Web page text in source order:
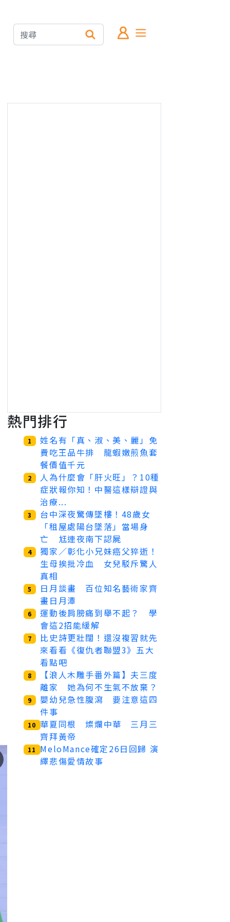
熱門排行
1
姓名有「真、淑、美、麗」免
費吃王品牛排 龍蝦嫩煎魚套
餐價值千元
2
人為什麼會「肝火旺」？10種
症狀報你知！中醫這樣辯證與
治療...
3
台中深夜驚傳墜樓！48歲女
「租屋處陽台墜落」當場身
亡 尪連夜南下認屍
4
獨家／彰化小兄妹癌父猝逝！
生母挨批冷血 女兒駁斥驚人
真相
5
日月談畫 百位知名藝術家齊
畫日月潭
6
運動後肩膀痛到舉不起？ 學
會這2招能緩解
7
比史詩更壯闊！還沒複習就先
來看看《復仇者聯盟3》五大
看點吧
8
【浪人木雕手番外篇】夫三度
離家 她為何不生氣不放棄？
9
嬰幼兒急性腹瀉 要注意這四
件事
10 華夏同根 燦爛中華 三月三
齊拜黃帝
11
MeloMance確定26日回歸 演
繹悲傷愛情故事